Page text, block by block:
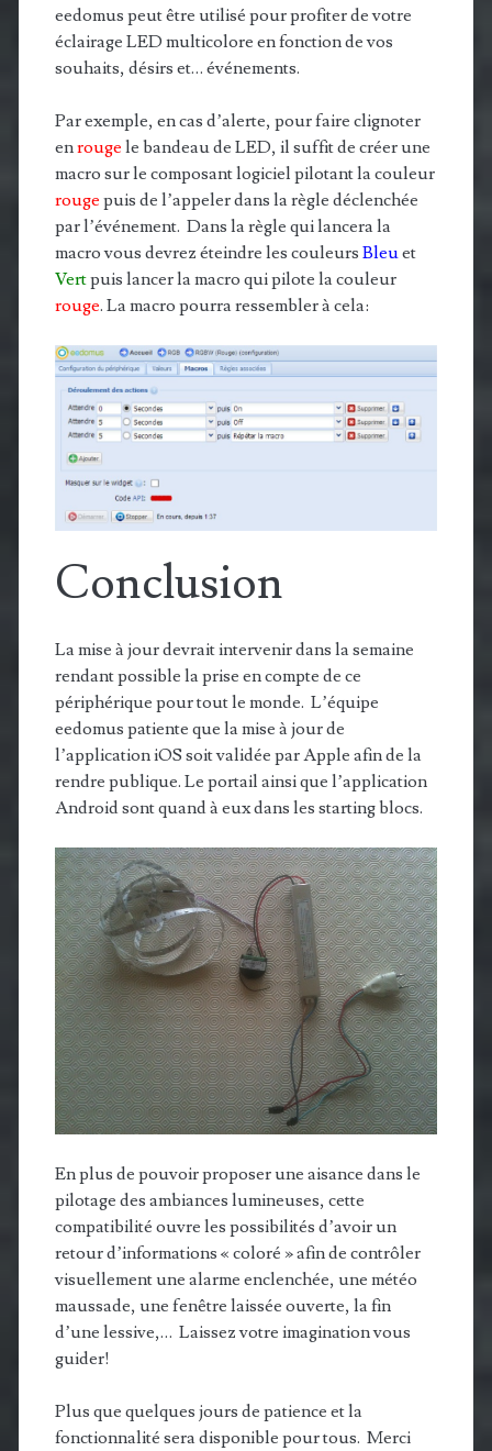
eedomus peut être utilisé pour profiter de votre
éclairage LED multicolore en fonction de vos
souhaits, désirs et… événements.
Par exemple, en cas d’alerte, pour faire clignoter
enrouge le bandeau de LED, il suffit de créer une
macro sur le composant logiciel pilotant la couleur
rouge puis de l’appeler dans la règle déclenchée
par l’événement. Dans la règle qui lancera la
macro vous devrez éteindre les couleurs Bleuet
Vertpuis lancer la macro qui pilote la couleur
rouge. La macro pourra ressembler à cela:
Conclusion
La mise à jour devrait intervenir dans la semaine
rendant possible la prise en compte de ce
périphérique pour tout le monde. L’équipe
eedomus patiente que la mise à jour de
l’application iOS soit validée par Apple afin de la
rendre publique. Le portail ainsi que l’application
Android sont quand à eux dans les starting blocs.
En plus de pouvoir proposer une aisance dans le
pilotage des ambiances lumineuses, cette
compatibilité ouvre les possibilités d’avoir un
retour d’informations « coloré » afin de contrôler
visuellement une alarme enclenchée, une météo
maussade, une fenêtre laissée ouverte, la fin
d’une lessive,… Laissez votre imagination vous
guider!
Plus que quelques jours de patience et la
fonctionnalité sera disponible pour tous. Merci